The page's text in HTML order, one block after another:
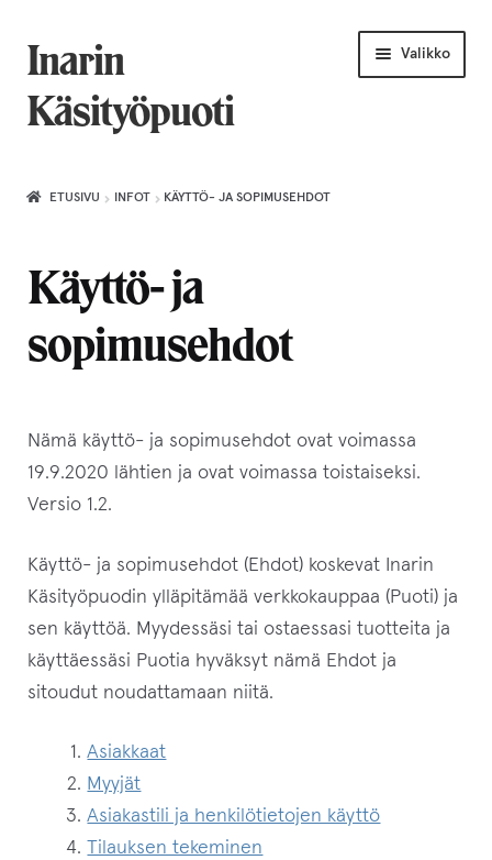
Siirry
navigointiin
Siirry
sisältöön
Inarin
Käsityöpuoti
Valikko
Joululahjat naiselle
Villahuivit
Puusepäntuotteet
Taide
Kaikki tuotteet
Puodin myyjät
Inarin Käsityöpuoti
Arvostelut
ETUSIVU INFOT KÄYTTÖ- JA SOPIMUSEHDOT
Käyttö- ja
sopimusehdot
Nämä käyttö- ja sopimusehdot ovat voimassa
19.9.2020 lähtien ja ovat voimassa toistaiseksi.
Versio 1.2.
Käyttö- ja sopimusehdot (Ehdot) koskevat Inarin
Käsityöpuodin ylläpitämää verkkokauppaa (Puoti) ja
sen käyttöä. Myydessäsi tai ostaessasi tuotteita ja
käyttäessäsi Puotia hyväksyt nämä Ehdot ja
sitoudut noudattamaan niitä.
Asiakkaat
Myyjät
Asiakastili ja henkilötietojen käyttö
Tilauksen tekeminen